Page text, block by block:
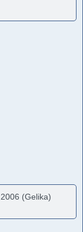
(Gelika)